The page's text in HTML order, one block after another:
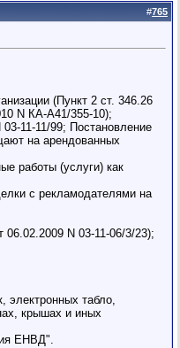
#765
(Пункт 2 ст. 346.26
N КА-А41/355-10);
11-11/99; Постановление
на арендованных
работы (услуги) как
с рекламодателями на
N 03-11-06/3/23);
электронных табло,
крышах и иных
ЕНВД".